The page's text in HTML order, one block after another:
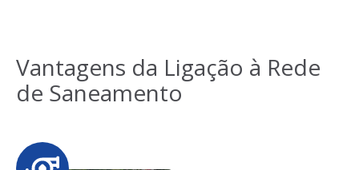
Vantagens da Ligação à Rede
de Saneamento